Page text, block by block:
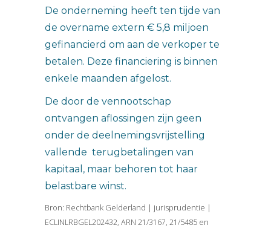
De onderneming heeft ten tijde van
de overname extern € 5,8 miljoen
gefinancierd om aan de verkoper te
betalen. Deze financiering is binnen
enkele maanden afgelost.
De door de vennootschap
ontvangen aflossingen zijn geen
onder de deelnemingsvrijstelling
vallende terugbetalingen van
kapitaal, maar behoren tot haar
belastbare winst.
Bron: Rechtbank Gelderland | jurisprudentie |
ECLINLRBGEL202432, ARN 21/3167, 21/5485 en